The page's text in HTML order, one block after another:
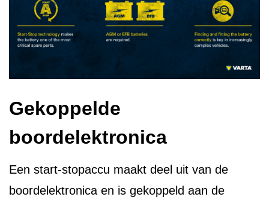
Gekoppelde
boordelektronica
Een start-stopaccu maakt deel uit van de
boordelektronica en is gekoppeld aan de